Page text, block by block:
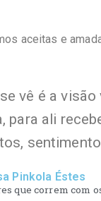
aceitas e
vê é a
para ali
Pinkola Éstes
que correm com